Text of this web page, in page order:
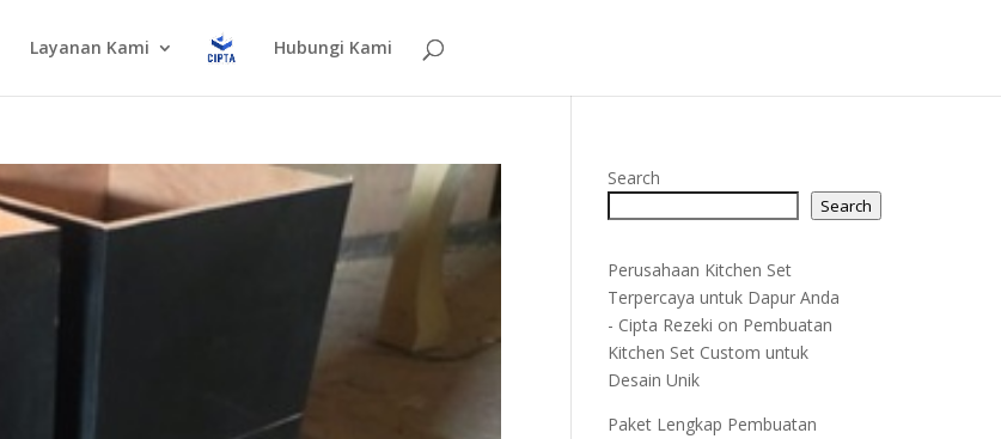
Layanan Kami Hubungi Kami
Search
Search
Perusahaan Kitchen Set
Terpercaya untuk Dapur Anda
- Cipta Rezeki on Pembuatan
Kitchen Set Custom untuk
Desain Unik
Paket Lengkap Pembuatan